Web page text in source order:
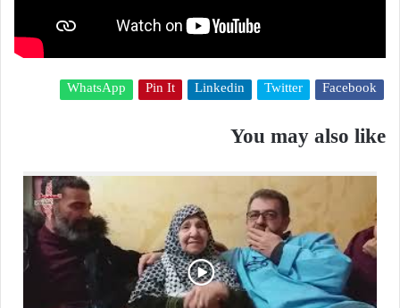
Facebook
Twitter
Linkedin
Pin It
WhatsApp
You may also like